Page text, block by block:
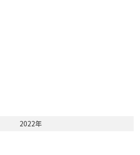
2022年